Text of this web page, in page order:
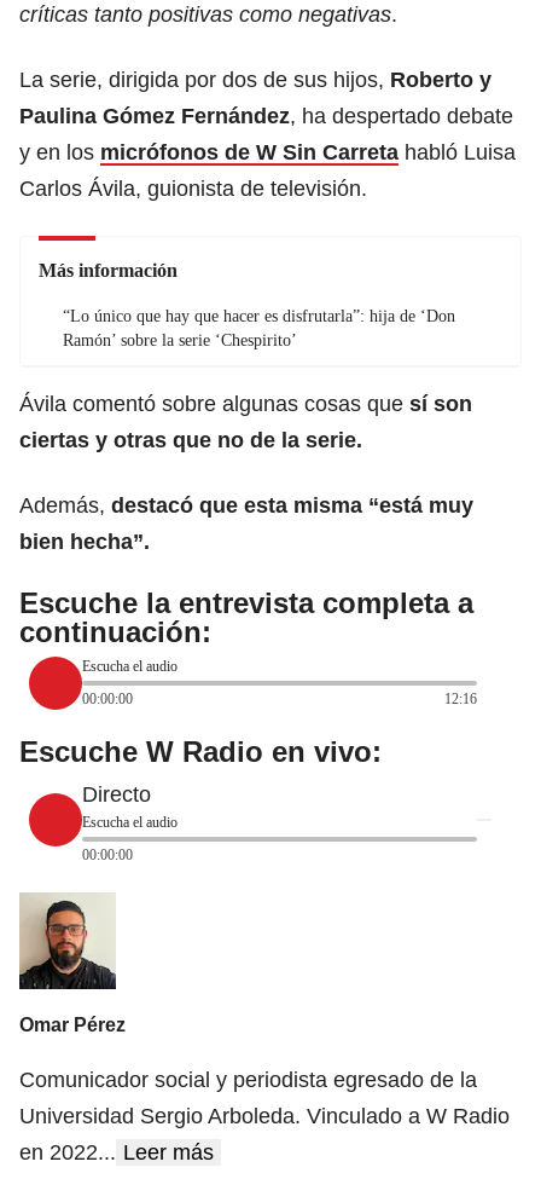
críticas tanto positivas como negativas.
La serie, dirigida por dos de sus hijos, Roberto y
Paulina Gómez Fernández, ha despertado debate
y en los micrófonos de W Sin Carreta habló Luisa
Carlos Ávila, guionista de televisión.
Más información
“Lo único que hay que hacer es disfrutarla”: hija de ‘Don
Ramón’ sobre la serie ‘Chespirito’
Ávila comentó sobre algunas cosas que sí son
ciertas y otras que no de la serie.
Además, destacó que esta misma “está muy
bien hecha”.
Escuche la entrevista completa a
continuación:
Escucha el audio
00:00:00
12:16
Escuche W Radio en vivo:
Directo
Escucha el audio
00:00:00
Omar Pérez
Comunicador social y periodista egresado de la
Universidad Sergio Arboleda. Vinculado a W Radio
en 2022... Leer más